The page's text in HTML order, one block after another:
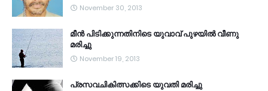
November 30, 2013
മീന്‍ പിടിക്കുന്നതിനിടെ യുവാവ് പുഴയില്‍ വീണു
മരിച്ചു
November 19, 2013
പ്രസവചികിത്സക്കിടെ യുവതി മരിച്ചു